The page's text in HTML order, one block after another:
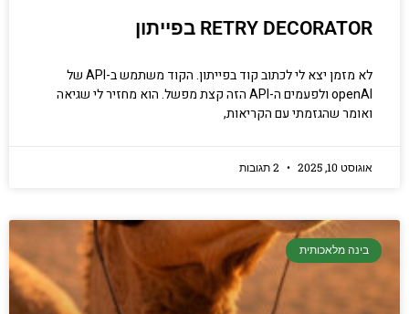
RETRY DECORATOR בפייתון
לא מזמן יצא לי לכתוב קוד בפייתון. הקוד משתמש ב-API של
openAI ולפעמים ה-API הזה קצת מפשל. הוא מחזיר לי שגיאה
ואומר שהגזמתי עם הקריאות,
אוגוסט 10, 2025
בינה מלאכותית